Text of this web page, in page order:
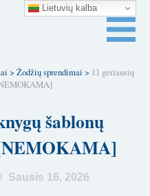
>Žodžių sprendimai > 11 geriausių
šablonų
Sausis 16, 2026
Lietuvių kalba